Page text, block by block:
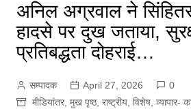
अनिल अग्रवाल ने
हादसे पर दुख जताया,
प्रतिबद्धता दोहराई…
सम्पादक April 27, 2026
0
मीडियांतर, मुख पृष्ठ, राष्ट्रीय, विशेष, व्यापार-